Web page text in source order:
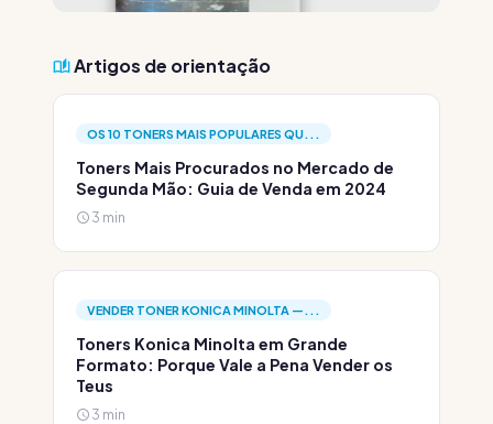
Artigos de orientação
OS 10 TONERS MAIS POPULARES QU...
Toners Mais Procurados no Mercado de
Segunda Mão: Guia de Venda em 2024
3 min
VENDER TONER KONICA MINOLTA —...
Toners Konica Minolta em Grande
Formato: Porque Vale a Pena Vender os
Teus
3 min